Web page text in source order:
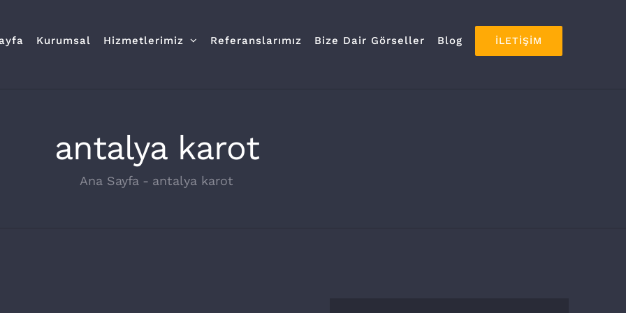
Kurumsal Hizmetlerimiz Referanslarımız Bize Dair Görseller Blog İLETIŞIM
antalya karot
Ana Sayfa - antalya karot